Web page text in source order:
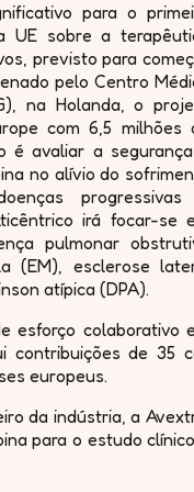
para o
UE sobre a
previsto para
pelo Centro
na Holanda, o
com 6,5 milhões
é avaliar a
no alívio do
irá focar-se
pulmonar
(EM), esclerose
atípica (DPA).
esforço colaborativo
contribuições de 35
europeus.
da indústria, a
para o estudo